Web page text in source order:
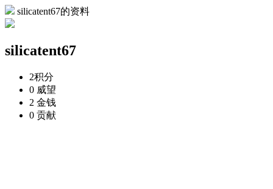
silicatent67的资料
silicatent67
2积分
0 威望
2 金钱
0 贡献